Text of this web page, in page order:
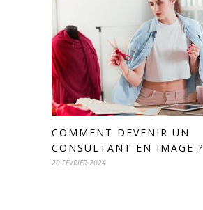
COMMENT DEVENIR UN
CONSULTANT EN IMAGE ?
20 FÉVRIER 2024